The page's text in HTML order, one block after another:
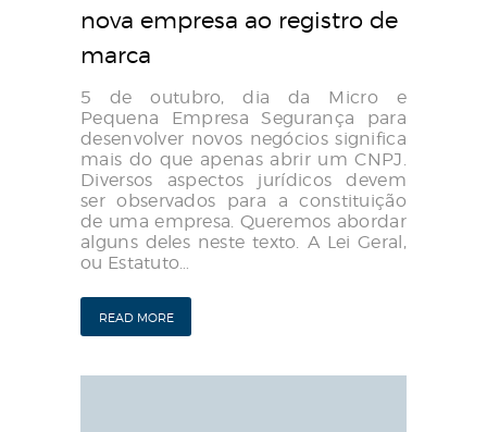
nova empresa ao registro de
marca
5 de outubro, dia da Micro e
Pequena Empresa Segurança para
desenvolver novos negócios significa
mais do que apenas abrir um CNPJ.
Diversos aspectos jurídicos devem
ser observados para a constituição
de uma empresa. Queremos abordar
alguns deles neste texto. A Lei Geral,
ou Estatuto…
READ MORE